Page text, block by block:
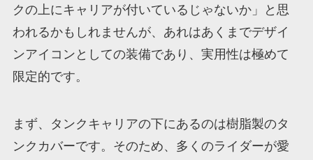
クの上にキャリアが付いているじゃないか」と思
われるかもしれませんが、あれはあくまでデザイ
ンアイコンとしての装備であり、実用性は極めて
限定的です。
まず、タンクキャリアの下にあるのは樹脂製のタ
ンクカバーです。そのため、多くのライダーが愛